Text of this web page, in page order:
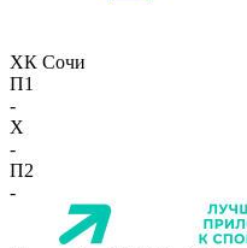
ХК Сочи
П1
-
X
-
П2
-